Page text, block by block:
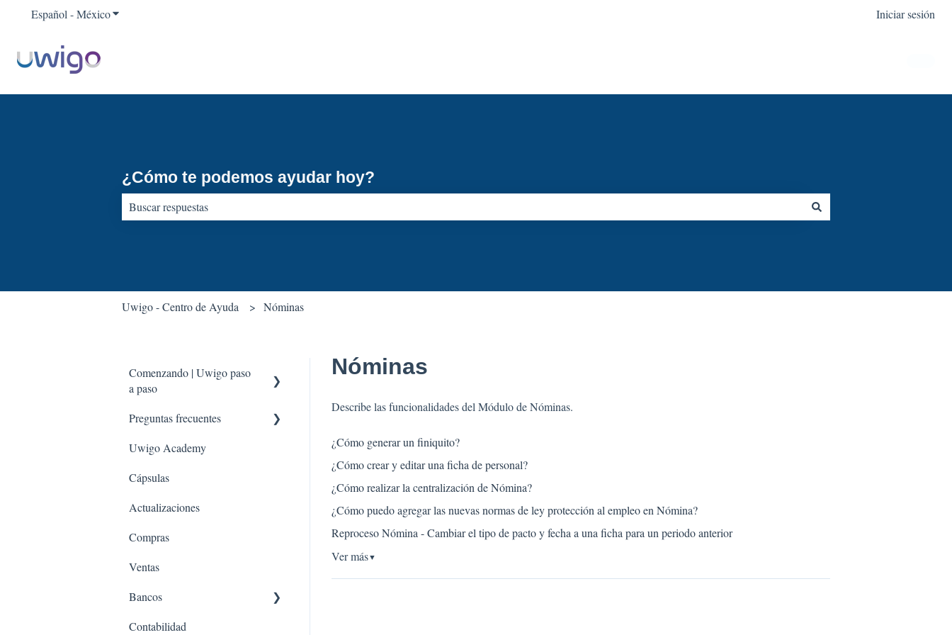
Español - MéxicoTraducciones de Mostrar submenú para Iniciar sesión
¿Cómo te podemos ayudar hoy?
Uwigo - Centro de Ayuda Nóminas
Nóminas
Describe las funcionalidades del Módulo de Nóminas.
¿Cómo generar un finiquito?
¿Cómo crear y editar una ficha de personal?
¿Cómo realizar la centralización de Nómina?
¿Cómo puedo agregar las nuevas normas de ley protección al empleo en Nómina?
Reproceso Nómina - Cambiar el tipo de pacto y fecha a una ficha para un periodo anterior
Ver más▼
Comenzando | Uwigo paso
a paso
Imprescindibles de revisar
antes de comenzar - Nominas
Preguntas frecuentes
Configuración
Nóminas
Banco
Contabilidad
Compras
Ventas
Uwigo Academy
Cápsulas
Actualizaciones
Compras
Ventas
Bancos
Conciliación Bancaria
Contabilidad